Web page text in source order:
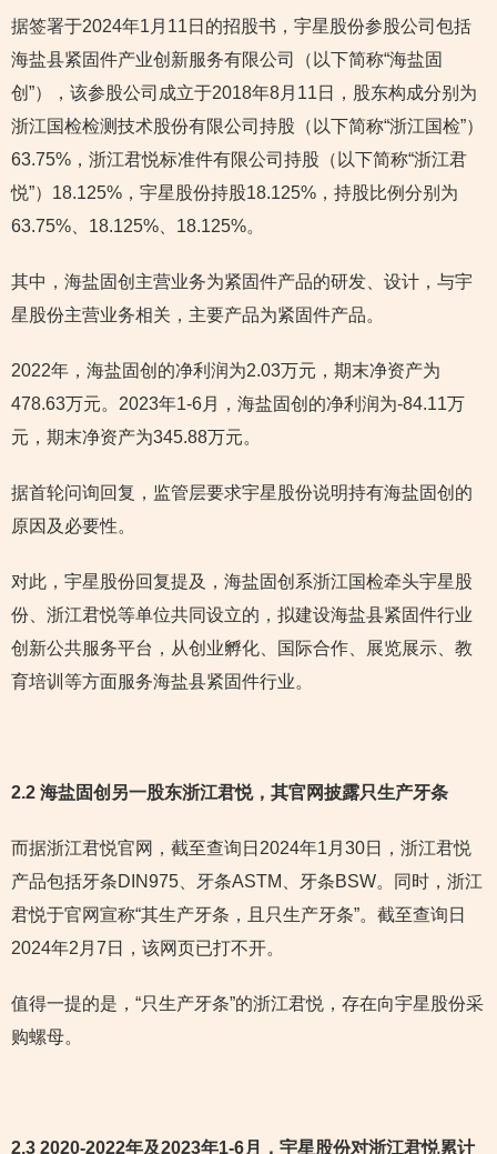
据签署于2024年1月11日的招股书，宇星股份参股公司包括
海盐县紧固件产业创新服务有限公司（以下简称“海盐固
创”），该参股公司成立于2018年8月11日，股东构成分别为
浙江国检检测技术股份有限公司持股（以下简称“浙江国检”）
63.75%，浙江君悦标准件有限公司持股（以下简称“浙江君
悦”）18.125%，宇星股份持股18.125%，持股比例分别为
63.75%、18.125%、18.125%。
其中，海盐固创主营业务为紧固件产品的研发、设计，与宇
星股份主营业务相关，主要产品为紧固件产品。
2022年，海盐固创的净利润为2.03万元，期末净资产为
478.63万元。2023年1-6月，海盐固创的净利润为-84.11万
元，期末净资产为345.88万元。
据首轮问询回复，监管层要求宇星股份说明持有海盐固创的
原因及必要性。
对此，宇星股份回复提及，海盐固创系浙江国检牵头宇星股
份、浙江君悦等单位共同设立的，拟建设海盐县紧固件行业
创新公共服务平台，从创业孵化、国际合作、展览展示、教
育培训等方面服务海盐县紧固件行业。
2.2 海盐固创另一股东浙江君悦，其官网披露只生产牙条
而据浙江君悦官网，截至查询日2024年1月30日，浙江君悦
产品包括牙条DIN975、牙条ASTM、牙条BSW。同时，浙江
君悦于官网宣称“其生产牙条，且只生产牙条”。截至查询日
2024年2月7日，该网页已打不开。
值得一提的是，“只生产牙条”的浙江君悦，存在向宇星股份采
购螺母。
2.3 2020-2022年及2023年1-6月，宇星股份对浙江君悦累计